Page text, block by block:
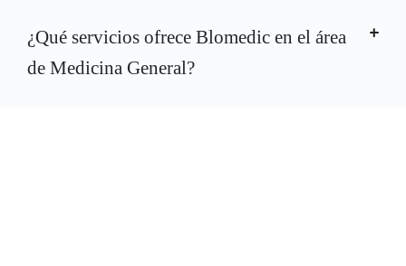
¿Qué servicios ofrece Blomedic en el área
de Medicina General?